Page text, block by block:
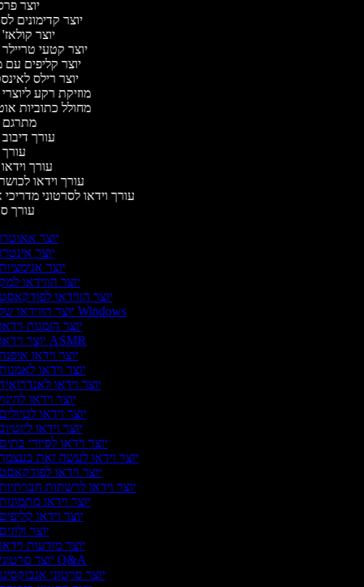
יוצר
יוצר קדימונים
יוצר
יוצר קטעי
יוצר קליפים
יוצר רילס
מוזיקת רקע
מחולל כתוביות
עורך
עורך
עורך וידאו
עורך וידאו לסרטוני
עורך
יוצר
יוצר
יוצר
יוצר הווידאו
יוצר הווידאו
יוצר הווידאו של Windows
יוצר הזמנות
יוצר וידאו ASMR
יוצר וידאו
יוצר וידאו
יוצר וידאו
יוצר וידאו
יוצר וידאו
יוצר וידאו
יוצר וידאו לסיורי
יוצר וידאו לעשה זאת
יוצר וידאו
יוצר וידאו לרשתות
יוצר וידאו
יוצר וידאו
יוצר
יוצר מודעות
יוצר סרטוני Q&A
יוצר סרטוני